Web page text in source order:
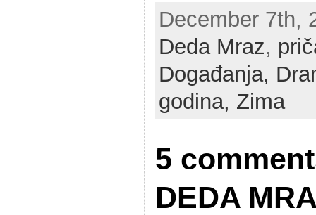
December 7th,
Deda Mraz,
Događanja,
godina, Zima
5
DEDA